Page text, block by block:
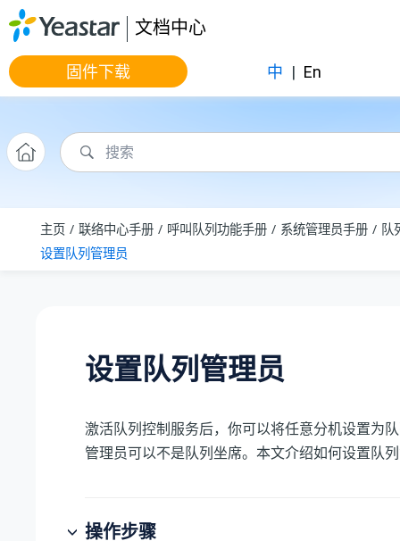
跳转到主要内容
文档中心
固件下载 中 | En
主页 联络中心手册 呼叫队列功能手册 系统管理员手册
队
设置队列管理员
设置队列管理员
激活队列控制服务后，你可以将任意分机设置为
管理员可以不是队列坐席。本文介绍如何设置队
操作步骤